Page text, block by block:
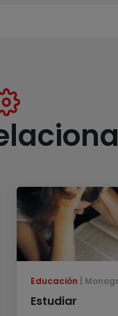
Educación
Estudiar